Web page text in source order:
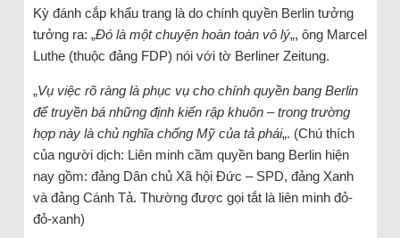
Kỳ đánh cắp khẩu trang là do chính quyền Berlin tưởng
tưởng ra: „Đó là một chuyện hoàn toàn vô lý„, ông Marcel
Luthe (thuộc đảng FDP) nói với tờ Berliner Zeitung.
„Vụ việc rõ ràng là phục vụ cho chính quyền bang Berlin
để truyền bá những định kiến rập khuôn – trong trường
hợp này là chủ nghĩa chống Mỹ của tả phái„. (Chú thích
của người dịch: Liên minh cầm quyền bang Berlin hiện
nay gồm: đảng Dân chủ Xã hội Đức – SPD, đảng Xanh
và đảng Cánh Tả. Thường được gọi tắt là liên minh đỏ-
đỏ-xanh)